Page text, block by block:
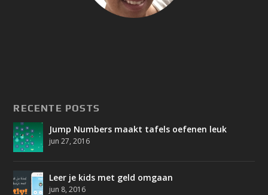
RECENTE POSTS
Jump Numbers maakt tafels oefenen leuk
jun 27, 2016
Leer je kids met geld omgaan
jun 8, 2016